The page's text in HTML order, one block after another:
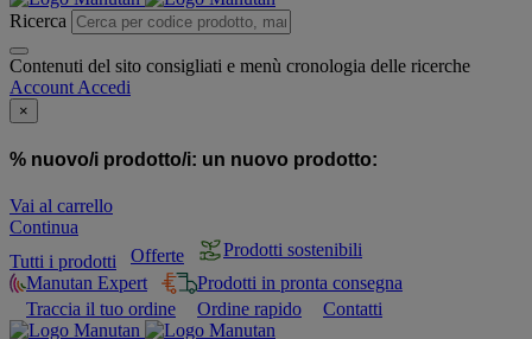
Ricerca
Contenuti del sito consigliati e menù cronologia delle ricerche
Account Accedi
×
% nuovo/i prodotto/i: un nuovo prodotto:
Vai al carrello
Continua
Tutti i prodotti
Offerte
Prodotti sostenibili
Manutan Expert
Prodotti in pronta consegna
Traccia il tuo ordine
Ordine rapido Contatti